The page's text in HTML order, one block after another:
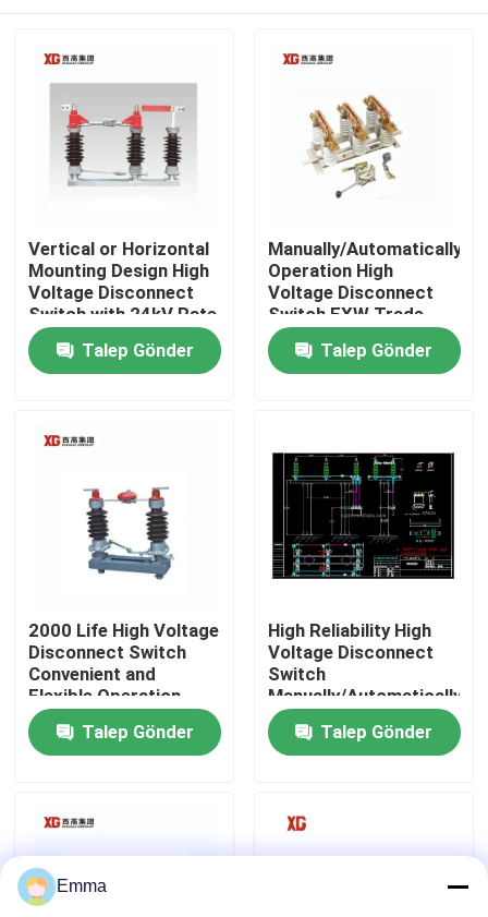
Ev
Ürün:% s
Fabrika turu
Kalite kontrol
Bizimle iletişime geçin
Bir teklif isteği
SF6 Yük Ayırıcısı
Güç Dağıtım Şalt Cihazları
Vertical or Horizontal
Mounting Design High
Voltage Disconnect
Switch with 24kV Rate
Voltage
Talep Gönder
Manually/Automatically
Operation High
Voltage Disconnect
Switch EXW Trade
Terms Product
Talep Gönder
2000 Life High Voltage
Disconnect Switch
Convenient and
Flexible Operation
Talep Gönder
High Reliability High
Voltage Disconnect
Switch
Manually/Automatically
Operated 3 Units for 1
Set EXW Trade Terms
Talep Gönder
Emma